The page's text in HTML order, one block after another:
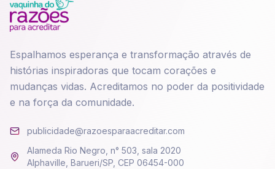
Espalhamos esperança e transformação através de
histórias inspiradoras que tocam corações e
mudanças vidas. Acreditamos no poder da positividade
e na força da comunidade.
publicidade@razoesparaacreditar.com
Alameda Rio Negro, n° 503, sala 2020
Alphaville, Barueri/SP, CEP 06454-000